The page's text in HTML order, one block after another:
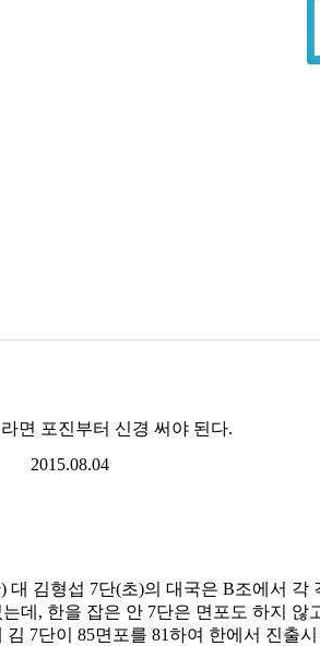
면 포진부터 신경 써야 된다.
2015.08.04
대 김형섭 7단(초)의 대국은 B조에서 각
데, 한을 잡은 안 7단은 면포도 하지 않
7단이 85면포를 81하여 한에서 진출